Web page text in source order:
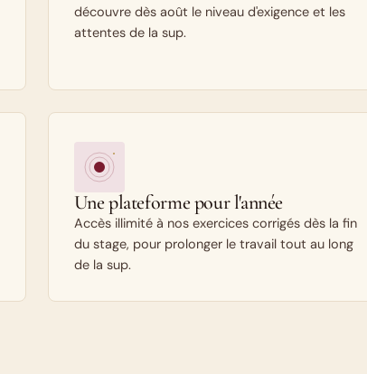
découvre dès août le niveau d'exigence et les
attentes de la sup.
Une plateforme pour l'année
Accès illimité à nos exercices corrigés dès la fin
du stage, pour prolonger le travail tout au long
de la sup.